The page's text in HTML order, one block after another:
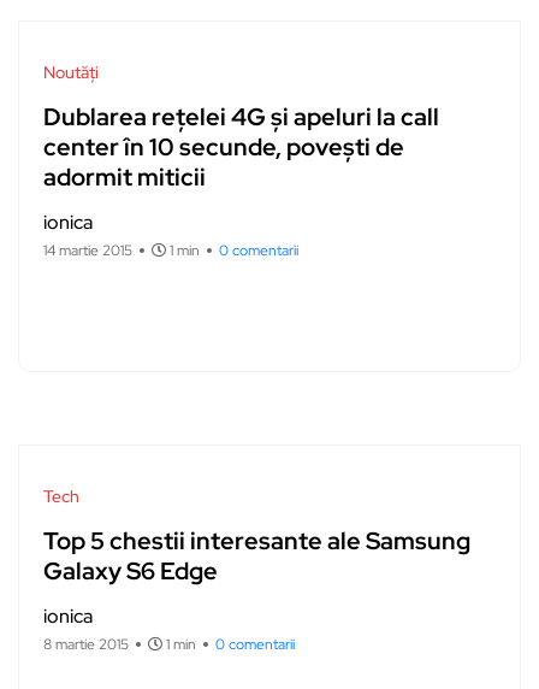
Noutăți
Dublarea rețelei 4G și apeluri la call
center în 10 secunde, povești de
adormit miticii
ionica
14 martie 2015 1 min 0 comentarii
Tech
Top 5 chestii interesante ale Samsung
Galaxy S6 Edge
ionica
8 martie 2015 1 min 0 comentarii